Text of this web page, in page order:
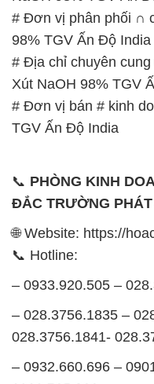
# Đơn vị bán # kinh
TGV Ấn Độ India
📞PHÒNG KINH
ĐẮC TRƯỜNG PHÁT
🌐 Website: https://
– 0933.920.505 –
028.3756.1841-
0902.765.866
📧 Email:
TRƯỜNG PHÁT